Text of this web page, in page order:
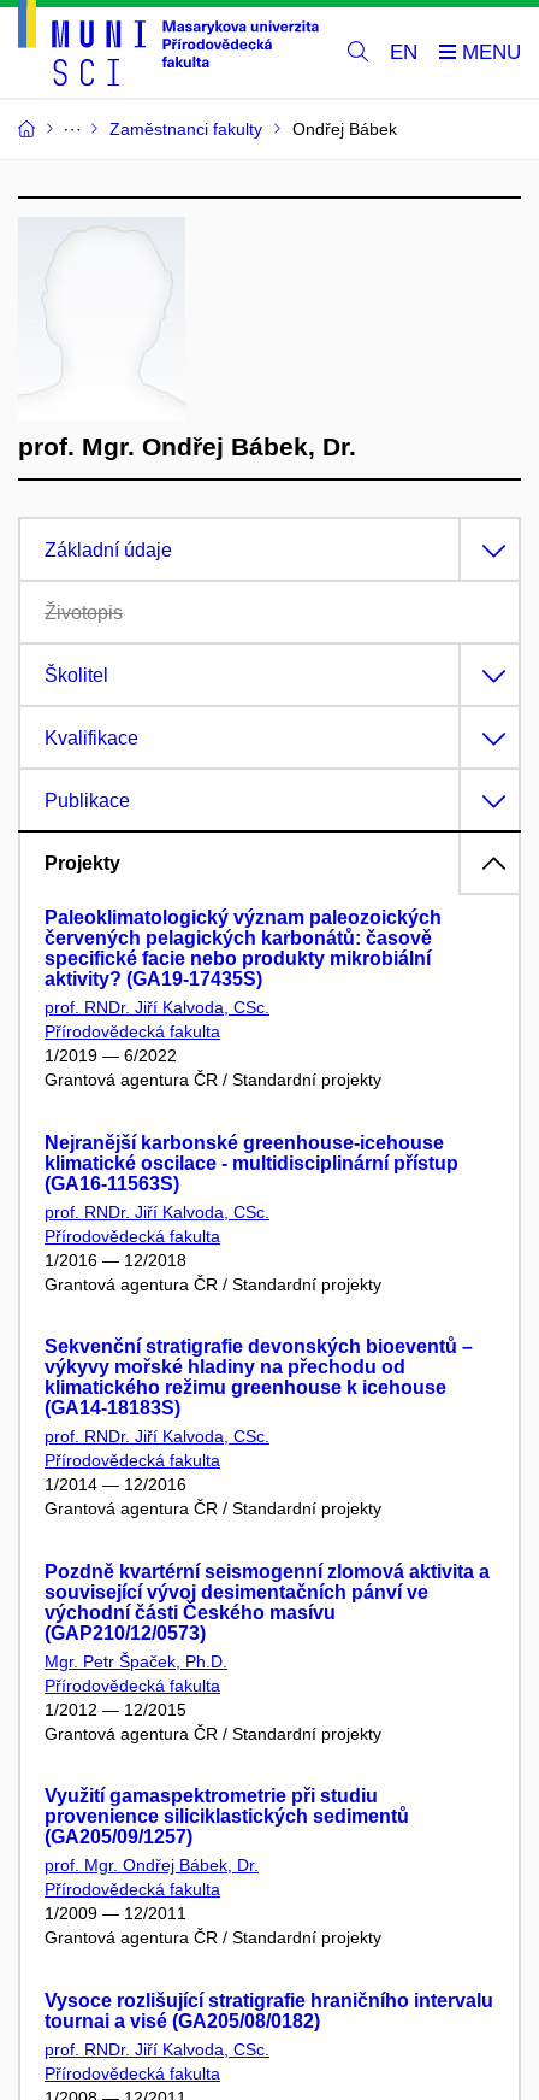
EN
Zaměstnanci fakulty Ondřej Bábek
prof. Mgr. Ondřej Bábek, Dr.
Základní údaje
Životopis
Školitel
Kvalifikace
Publikace
Projekty
Paleoklimatologický význam paleozoických
červených pelagických karbonátů: časově
specifické facie nebo produkty mikrobiální
aktivity? (GA19-17435S)
prof. RNDr. Jiří Kalvoda, CSc.
Přírodovědecká fakulta
1/2019 — 6/2022
Grantová agentura ČR / Standardní projekty
Nejranější karbonské greenhouse-icehouse
klimatické oscilace - multidisciplinární přístup
(GA16-11563S)
prof. RNDr. Jiří Kalvoda, CSc.
Přírodovědecká fakulta
1/2016 — 12/2018
Grantová agentura ČR / Standardní projekty
Sekvenční stratigrafie devonských bioeventů –
výkyvy mořské hladiny na přechodu od
klimatického režimu greenhouse k icehouse
(GA14-18183S)
prof. RNDr. Jiří Kalvoda, CSc.
Přírodovědecká fakulta
1/2014 — 12/2016
Grantová agentura ČR / Standardní projekty
Pozdně kvartérní seismogenní zlomová aktivita a
související vývoj desimentačních pánví ve
východní části Českého masívu
(GAP210/12/0573)
Mgr. Petr Špaček, Ph.D.
Přírodovědecká fakulta
1/2012 — 12/2015
Grantová agentura ČR / Standardní projekty
Využití gamaspektrometrie při studiu
provenience siliciklastických sedimentů
(GA205/09/1257)
prof. Mgr. Ondřej Bábek, Dr.
Přírodovědecká fakulta
1/2009 — 12/2011
Grantová agentura ČR / Standardní projekty
Vysoce rozlišující stratigrafie hraničního intervalu
tournai a visé (GA205/08/0182)
prof. RNDr. Jiří Kalvoda, CSc.
Přírodovědecká fakulta